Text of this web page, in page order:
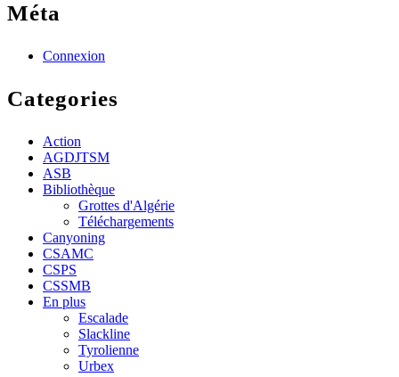
Méta
Connexion
Categories
Action
AGDJTSM
ASB
Bibliothèque
Grottes d'Algérie
Téléchargements
Canyoning
CSAMC
CSPS
CSSMB
En plus
Escalade
Slackline
Tyrolienne
Urbex